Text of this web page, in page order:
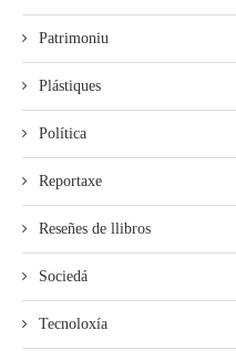
Patrimoniu
Plástiques
Política
Reportaxe
Reseñes de llibros
Sociedá
Tecnoloxía